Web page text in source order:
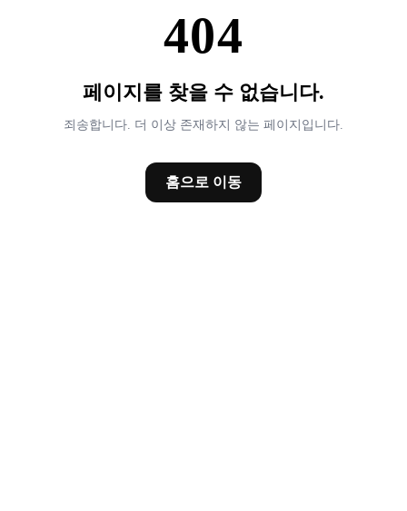
404
페이지를 찾을 수 없습니다.
죄송합니다. 더 이상 존재하지 않는 페이지입니다.
홈으로 이동